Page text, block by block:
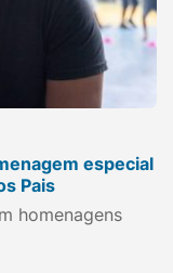
especial
Pais
homenagens